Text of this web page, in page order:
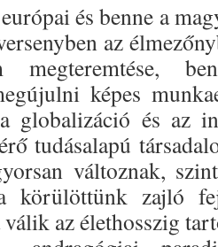
és benne a
az
megteremtése,
képes
globalizáció és az
tudásalapú
változnak,
körülöttünk zajló
az élethosszig